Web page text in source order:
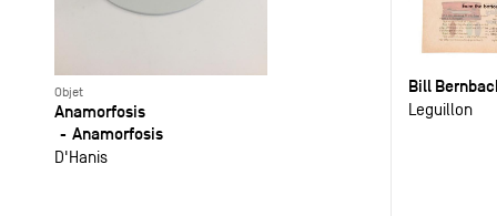
Objet
Anamorfosis
Anamorfosis
D'Hanis
Bill
Leguillon